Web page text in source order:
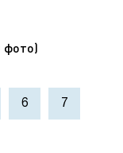
фото)
6 7